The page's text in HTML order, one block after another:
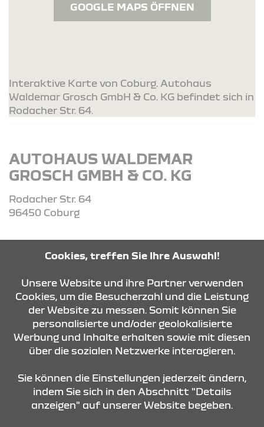
GOOGLE MAPS ÖFFNEN
Interaktive Karte von Coburg. Autohaus
Waldemar Grosch GmbH & Co. KG befindet sich in
Rodacher Str. 64.
AUTOHAUS WALDEMAR
GROSCH GMBH & CO. KG
Rodacher Str. 64
96450 Coburg
ROUTE PLANEN
ANFRAGE SENDEN
Cookies, treffen Sie Ihre Auswahl!
Unsere Website und ihre Partner verwenden
Cookies, um die Besucherzahl und die Leistung
der Website zu messen. Somit können Sie
personalisierte und/oder geolokalisierte
Werbung und Inhalte erhalten sowie mit diesen
über die sozialen Netzwerke interagieren.
Sie können die Einstellungen jederzeit ändern,
indem Sie sich in den Abschnitt "Details
anzeigen" auf unserer Website begeben.